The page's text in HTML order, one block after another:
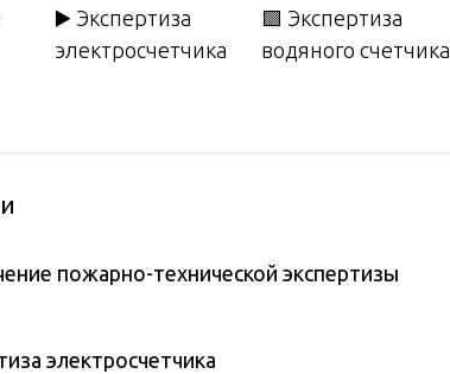
▶️ Экспертиза
электросчетчика
🟩 Экспертиза
водяного счетчика
пожарно-технической экспертизы
электросчетчика